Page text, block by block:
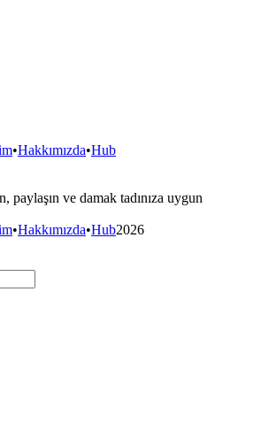
•Hakkımızda•Hub
paylaşın ve damak tadınıza uygun
•Hakkımızda•Hub2026